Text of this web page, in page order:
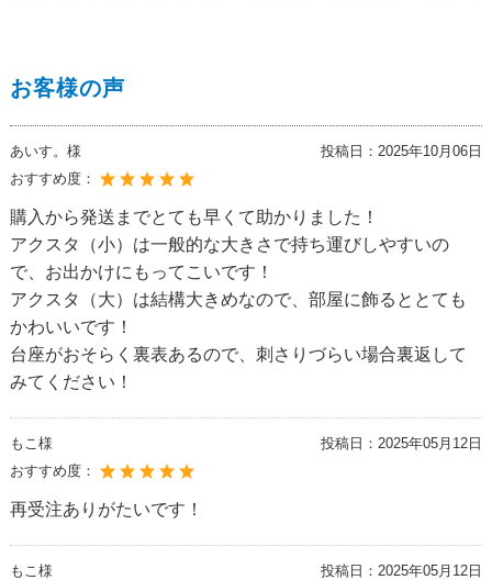
お客様の声
あいす。様 投稿日： 2025年10月06日
おすすめ度：
購入から発送までとても早くて助かりました！
アクスタ（小）は一般的な大きさで持ち運びしやすいの
で、お出かけにもってこいです！
アクスタ（大）は結構大きめなので、部屋に飾るととても
かわいいです！
台座がおそらく裏表あるので、刺さりづらい場合裏返して
みてください！
もこ様 投稿日： 2025年05月12日
おすすめ度：
再受注ありがたいです！
もこ様 投稿日： 2025年05月12日